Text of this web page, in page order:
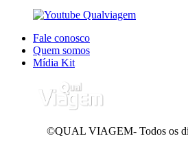
Fale conosco
Quem somos
Mídia Kit
©QUAL VIAGEM- Todos os